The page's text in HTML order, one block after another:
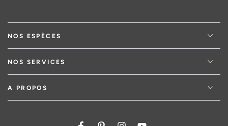
NOS ESPÈCES
NOS SERVICES
A PROPOS